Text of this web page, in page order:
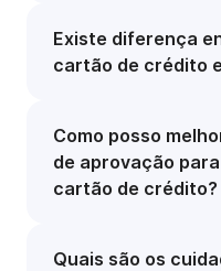
Existe diferença
cartão de crédito
Como posso
de aprovação
cartão de crédito?
Quais são os